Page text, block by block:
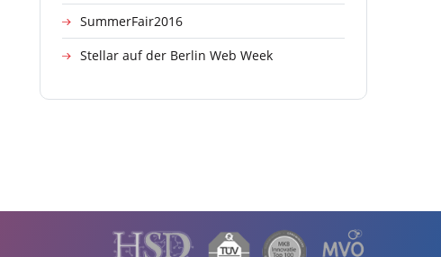
SummerFair2016
Stellar auf der Berlin Web Week